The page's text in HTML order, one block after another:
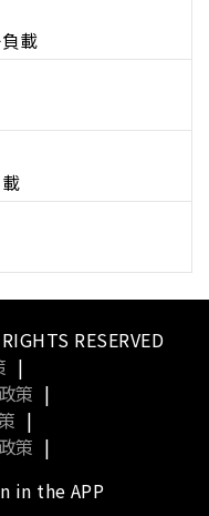
載
RESERVED
|
策 |
|
策 |
in the APP